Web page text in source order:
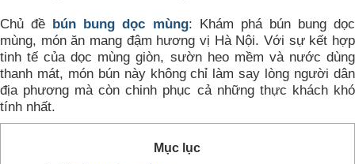
Chủ đề bún bung dọc mùng: Khám phá bún bung dọc
mùng, món ăn mang đậm hương vị Hà Nội. Với sự kết hợp
tinh tế của dọc mùng giòn, sườn heo mềm và nước dùng
thanh mát, món bún này không chỉ làm say lòng người dân
địa phương mà còn chinh phục cả những thực khách khó
tính nhất.
Mục lục